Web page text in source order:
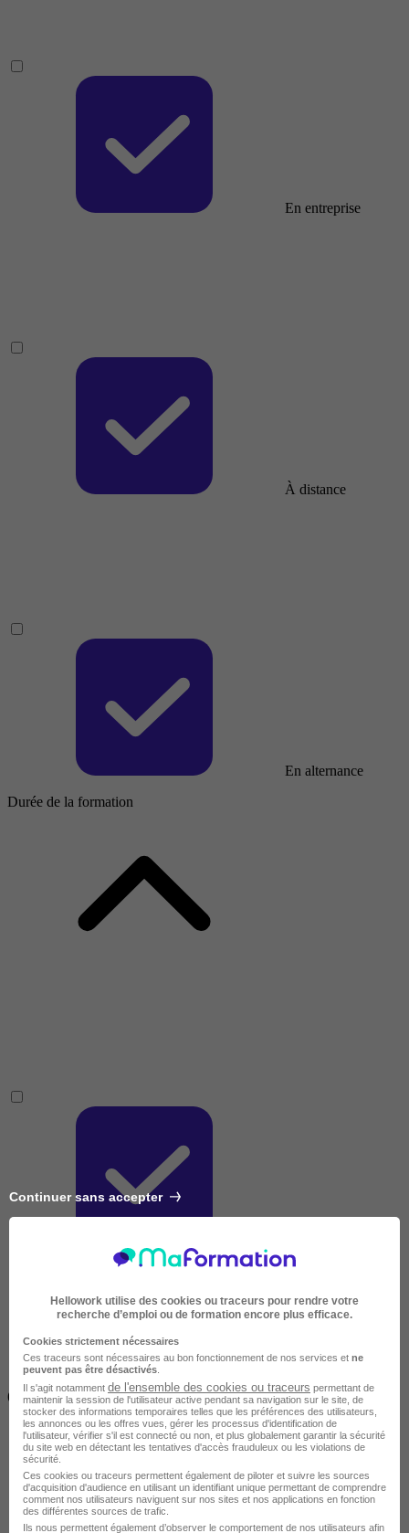
En entreprise
À distance
En alternance
Durée de la formation
(14h)
Continuer sans accepter
Hellowork utilise des cookies ou traceurs pour rendre votre
recherche d’emploi ou de formation encore plus efficace.
Cookies strictement nécessaires
Ces traceurs sont nécessaires au bon fonctionnement de nos services et ne
peuvent pas être désactivés
Il s'agit notamment de l'ensemble des cookies ou traceurs permettant de
maintenir la session de l'utilisateur active pendant sa navigation sur le site, de
stocker des informations temporaires telles que les préférences des utilisateurs,
les annonces ou les offres vues, gérer les processus d'identification de
l'utilisateur, vérifier s'il est connecté ou non, et plus globalement garantir la sécurité
du site web en détectant les tentatives d'accès frauduleux ou les violations de
sécurité.
Ces cookies ou traceurs permettent également de piloter et suivre les sources
d'acquisition d'audience en utilisant un identifiant unique permettant de comprendre
comment nos utilisateurs naviguent sur nos sites et nos applications en fonction
des différentes sources de trafic.
Ils nous permettent également d’observer le comportement de nos utilisateurs afin